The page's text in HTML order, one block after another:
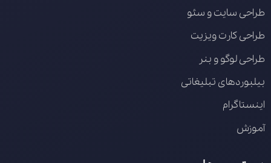
طراحی سایت و سئو
طراحی کارت ویزیت
طراحی لوگو و بنر
بیلبوردهای تبلیغاتی
اینستاگرام
آموزش